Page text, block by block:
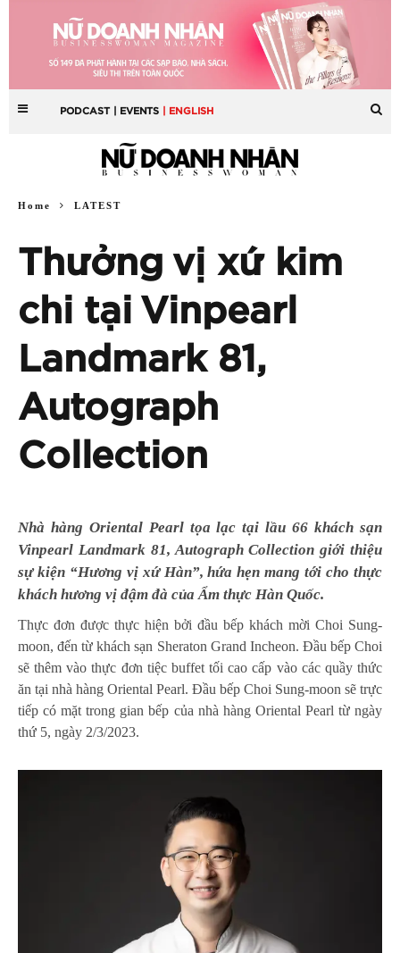
PODCAST | EVENTS | ENGLISH
Home LATEST
Thưởng vị xứ kim
chi tại Vinpearl
Landmark 81,
Autograph
Collection
Nhà hàng Oriental Pearl tọa lạc tại lầu 66 khách sạn
Vinpearl Landmark 81, Autograph Collection giới thiệu
sự kiện “Hương vị xứ Hàn”, hứa hẹn mang tới cho thực
khách hương vị đậm đà của Ẩm thực Hàn Quốc.
Thực đơn được thực hiện bởi đầu bếp khách mời Choi Sung-
moon, đến từ khách sạn Sheraton Grand Incheon. Đầu bếp Choi
sẽ thêm vào thực đơn tiệc buffet tối cao cấp vào các quầy thức
ăn tại nhà hàng Oriental Pearl. Đầu bếp Choi Sung-moon sẽ trực
tiếp có mặt trong gian bếp của nhà hàng Oriental Pearl từ ngày
thứ 5, ngày 2/3/2023.